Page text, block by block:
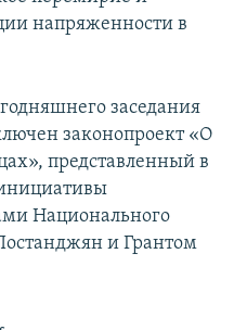
напряженности в
заседания
законопроект «О
представленный в
Национального
и Грантом